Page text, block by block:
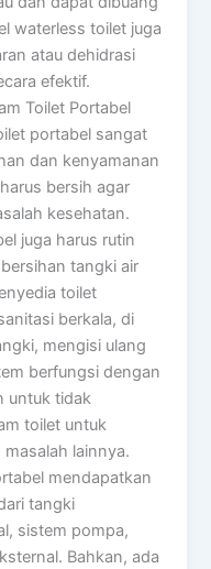
waterless toilet juga
atau dehidrasi
efektif.
Toilet Portabel
portabel sangat
dan kenyamanan
bersih agar
kesehatan.
juga harus rutin
tangki air
toilet
berkala, di
mengisi ulang
berfungsi dengan
untuk tidak
toilet untuk
lainnya.
mendapatkan
tangki
sistem pompa,
Bahkan, ada